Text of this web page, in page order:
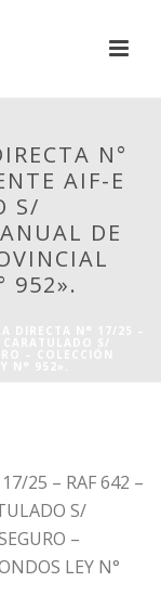
N°
AIF-E
S/
DE
952».
25 – RAF 642 –
S/
–
LEY N°